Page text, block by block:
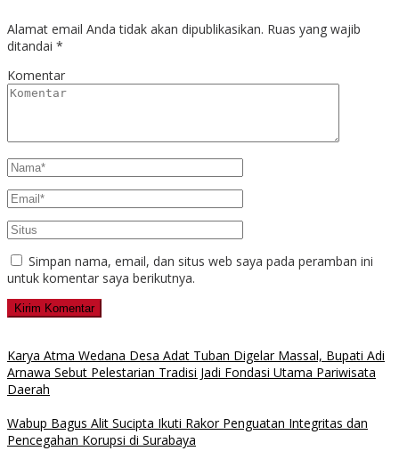
Alamat email Anda tidak akan dipublikasikan. Ruas yang wajib
ditandai *
Komentar
Simpan nama, email, dan situs web saya pada peramban ini
untuk komentar saya berikutnya.
Karya Atma Wedana Desa Adat Tuban Digelar Massal, Bupati Adi
Arnawa Sebut Pelestarian Tradisi Jadi Fondasi Utama Pariwisata
Daerah
Wabup Bagus Alit Sucipta Ikuti Rakor Penguatan Integritas dan
Pencegahan Korupsi di Surabaya